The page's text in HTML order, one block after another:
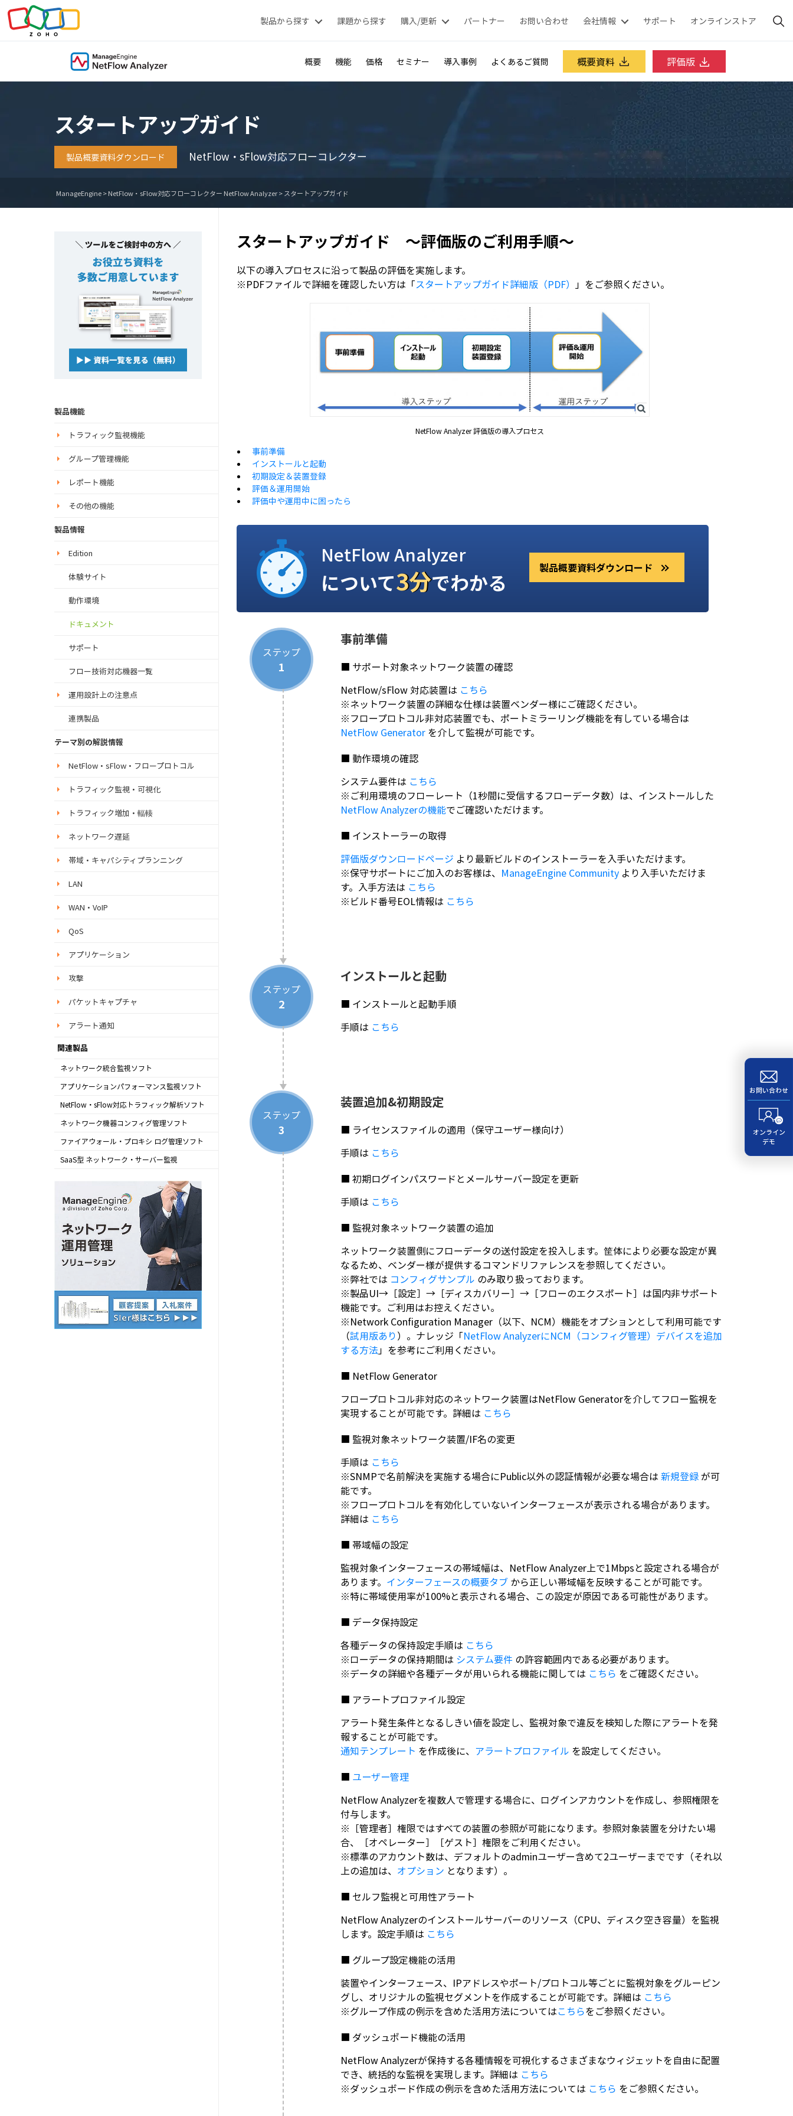
製品から探す 課題から探す 購入/更新 パートナー お問い合わせ 会社情報 サポート オンラインストア
概要 機能 価格 セミナー 導入事例 よくあるご質問 概要資料 評価版
スタートアップガイド
NetFlow・sFlow対応フローコレクター
製品概要資料ダウンロード
ManageEngine>NetFlow・sFlow対応フローコレクター NetFlow Analyzer>スタートアップガイド
製品機能
トラフィック監視機能
グループ管理機能
レポート機能
その他の機能
製品情報
Edition
体験サイト
動作環境
ドキュメント
サポート
フロー技術対応機器一覧
運用設計上の注意点
連携製品
テーマ別の解説情報
NetFlow・sFlow・フロープロトコル
トラフィック監視・可視化
トラフィック増加・輻輳
ネットワーク遅延
帯域・キャパシティプランニング
LAN
WAN・VoIP
QoS
アプリケーション
攻撃
パケットキャプチャ
アラート通知
関連製品
ネットワーク統合監視ソフト
OpManager
アプリケーションパフォーマンス監視ソフト
Applications Manager
NetFlow・sFlow対応トラフィック解析ソフト
NetFlow Analyzer
ネットワーク機器コンフィグ管理ソフト
Network Configuration Manager
ファイアウォール・プロキシ ログ管理ソフト
Firewall Analyzer
SaaS型 ネットワーク・サーバー監視
スタートアップガイド ～評価版のご利用手順～
以下の導入プロセスに沿って製品の評価を実施します。
※PDFファイルで詳細を確認したい方は「スタートアップガイド詳細版（PDF）」をご参照ください。
NetFlow Analyzer 評価版の導入プロセス
事前準備
インストールと起動
初期設定＆装置登録
評価＆運用開始
評価中や運用中に困ったら
NetFlow Analyzer
について3分でわかる
製品概要資料ダウンロード
ステップ
1
事前準備
■ サポート対象ネットワーク装置の確認
NetFlow/sFlow 対応装置は こちら
※ネットワーク装置の詳細な仕様は装置ベンダー様にご確認ください。
※フロープロトコル非対応装置でも、ポートミラーリング機能を有している場合は
NetFlow Generator を介して監視が可能です。
■ 動作環境の確認
システム要件は こちら
※ご利用環境のフローレート（1秒間に受信するフローデータ数）は、インストールした
NetFlow Analyzerの機能でご確認いただけます。
■ インストーラーの取得
評価版ダウンロードページ より最新ビルドのインストーラーを入手いただけます。
※保守サポートにご加入のお客様は、 ManageEngine Community より入手いただけま
す。入手方法は こちら
※ビルド番号EOL情報は こちら
ステップ
2
インストールと起動
■ インストールと起動手順
手順は こちら
ステップ
3
装置追加&初期設定
■ ライセンスファイルの適用（保守ユーザー様向け）
手順は こちら
■ 初期ログインパスワードとメールサーバー設定を更新
手順は こちら
■ 監視対象ネットワーク装置の追加
ネットワーク装置側にフローデータの送付設定を投入します。筐体により必要な設定が異
なるため、ベンダー様が提供するコマンドリファレンスを参照してください。
※弊社では コンフィグサンプル のみ取り扱っております。
※製品UI→［設定］→［ディスカバリー］→［フローのエクスポート］は国内非サポート
機能です。ご利用はお控えください。
※Network Configuration Manager（以下、NCM）機能をオプションとして利用可能です
（試用版あり）。ナレッジ「NetFlow AnalyzerにNCM（コンフィグ管理）デバイスを追加
する方法」を参考にご利用ください。
■ NetFlow Generator
フロープロトコル非対応のネットワーク装置はNetFlow Generatorを介してフロー監視を
実現することが可能です。詳細は こちら
■ 監視対象ネットワーク装置/IF名の変更
手順は こちら
※SNMPで名前解決を実施する場合にPublic以外の認証情報が必要な場合は新規登録が可
能です。
※フロープロトコルを有効化していないインターフェースが表示される場合があります。
詳細は こちら
■ 帯域幅の設定
監視対象インターフェースの帯域幅は、NetFlow Analyzer上で1Mbpsと設定される場合が
あります。 インターフェースの概要タブ から正しい帯域幅を反映することが可能です。
※特に帯域使用率が100%と表示される場合、この設定が原因である可能性があります。
■ データ保持設定
各種データの保持設定手順は こちら
※ローデータの保持期間は システム要件 の許容範囲内である必要があります。
※データの詳細や各種データが用いられる機能に関しては こちら をご確認ください。
■ アラートプロファイル設定
アラート発生条件となるしきい値を設定し、監視対象で違反を検知した際にアラートを発
報することが可能です。
通知テンプレート を作成後に、 アラートプロファイル を設定してください。
■ ユーザー管理
NetFlow Analyzerを複数人で管理する場合に、ログインアカウントを作成し、参照権限を
付与します。
※［管理者］権限ではすべての装置の参照が可能になります。参照対象装置を分けたい場
合、［オペレーター］［ゲスト］権限をご利用ください。
※標準のアカウント数は、デフォルトのadminユーザー含めて2ユーザーまでです（それ以
上の追加は、 オプション となります）。
■ セルフ監視と可用性アラート
NetFlow Analyzerのインストールサーバーのリソース（CPU、ディスク空き容量）を監視
します。設定手順は こちら
■ グループ設定機能の活用
装置やインターフェース、IPアドレスやポート/プロトコル等ごとに監視対象をグルーピン
グし、オリジナルの監視セグメントを作成することが可能です。詳細は こちら
※グループ作成の例示を含めた活用方法についてはこちらをご参照ください。
■ ダッシュボード機能の活用
NetFlow Analyzerが保持する各種情報を可視化するさまざまなウィジェットを自由に配置
でき、統括的な監視を実現します。詳細は こちら
※ダッシュボード作成の例示を含めた活用方法については こちら をご参照ください。
お問い合わせ
オンライン
デモ